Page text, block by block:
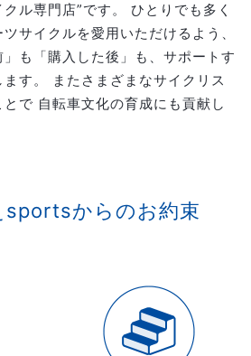
ル専門店”です。
ひとりでも多く
サイクルを愛用いただけるよう、
」も「購入した後」も、サポートす
す。
またさまざまなサイクリス
とで 自転車文化の育成にも貢献し
sportsからのお約束